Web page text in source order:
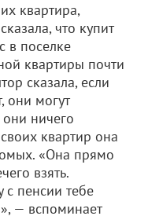
квартира,
что купит
в поселке
квартиры почти
сказала, если
они могут
ничего
квартир она
«Она прямо
взять.
пенсии тебе
— вспоминает